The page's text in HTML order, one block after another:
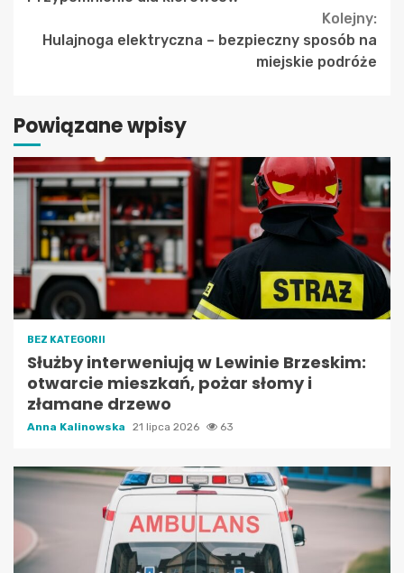
Kolejny:
Hulajnoga elektryczna – bezpieczny sposób na
miejskie podróże
Powiązane wpisy
BEZ KATEGORII
Służby interweniują w Lewinie Brzeskim:
otwarcie mieszkań, pożar słomy i
złamane drzewo
Anna Kalinowska 21 lipca 2026 63